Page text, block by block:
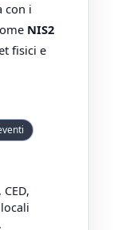
con i
NIS2
fisici e